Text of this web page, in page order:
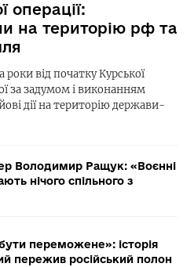
операції:
на територію рф та
від початку Курської
за задумом і виконанням
дії на територію держави-
Володимир Ращук: «Воєнні
нічого спільного з
переможене»: історія
пережив російський полон